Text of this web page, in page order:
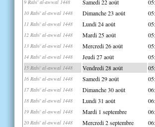
9 Rabi' al-awwal 1448 Samedi 22 août
10 Rabi' al-awwal 1448 Dimanche 23 août
11 Rabi' al-awwal 1448 Lundi 24 août
12 Rabi' al-awwal 1448 Mardi 25 août
13 Rabi' al-awwal 1448 Mercredi 26 août
14 Rabi' al-awwal 1448 Jeudi 27 août
15 Rabi' al-awwal 1448 Vendredi 28 août
16 Rabi' al-awwal 1448 Samedi 29 août
17 Rabi' al-awwal 1448 Dimanche 30 août
18 Rabi' al-awwal 1448 Lundi 31 août
19 Rabi' al-awwal 1448 Mardi 1 septembre
20 Rabi' al-awwal 1448 Mercredi 2 septembre